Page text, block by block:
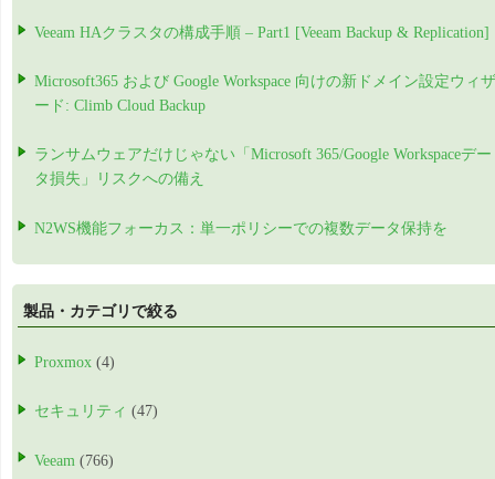
Veeam HAクラスタの構成手順 – Part1 [Veeam Backup & Replication]
Microsoft365 および Google Workspace 向けの新ドメイン設定ウィザ
ード: Climb Cloud Backup
ランサムウェアだけじゃない「Microsoft 365/Google Workspaceデー
タ損失」リスクへの備え
N2WS機能フォーカス：単一ポリシーでの複数データ保持を
製品・カテゴリで絞る
Proxmox (4)
セキュリティ (47)
Veeam (766)